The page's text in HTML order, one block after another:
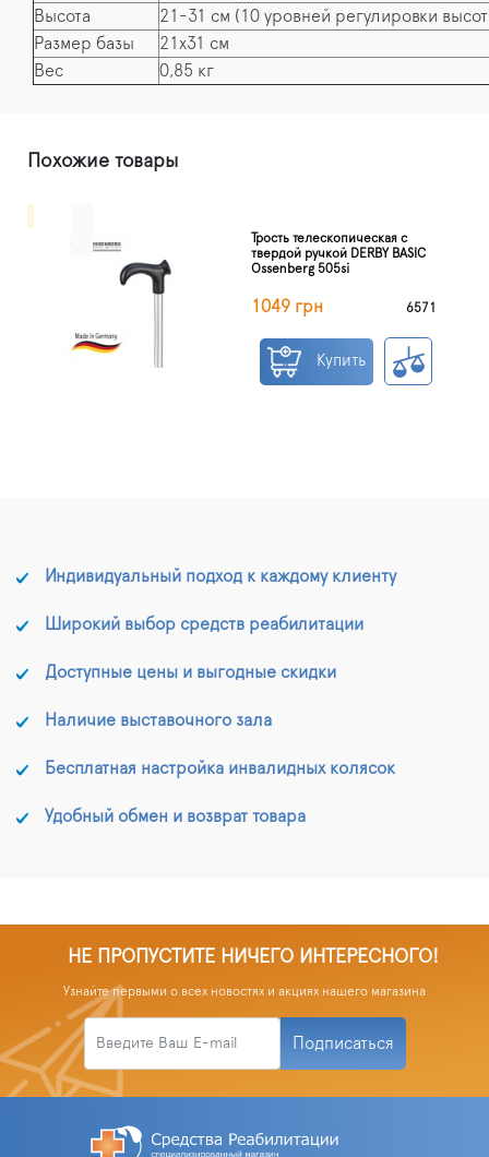
Высота
21-31 см (10 уровней регулировки
Размер базы
21х31 см
Вес
0,85 кг
Похожие товары
Трость телескопическая с
твердой ручкой DERBY BASIC
Ossenberg 505si
1049 грн 6571
Купить
Индивидуальный подход к каждому клиенту
Широкий выбор средств реабилитации
Доступные цены и выгодные скидки
Наличие выставочного зала
Бесплатная настройка инвалидных колясок
Удобный обмен и возврат товара
НЕ ПРОПУСТИТЕ НИЧЕГО ИНТЕРЕСНОГО!
Узнайте первыми о всех новостях и акциях нашего магазина
Подписаться